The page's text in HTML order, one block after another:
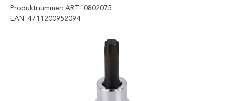
Produktnummer: ART10802075
EAN: 4711200952094